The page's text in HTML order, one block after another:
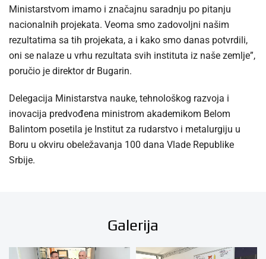
Ministarstvom imamo i značajnu saradnju po pitanju
nacionalnih projekata. Veoma smo zadovoljni našim
rezultatima sa tih projekata, a i kako smo danas potvrdili,
oni se nalaze u vrhu rezultata svih instituta iz naše zemlje”,
poručio je direktor dr Bugarin.
Delegacija Ministarstva nauke, tehnološkog razvoja i
inovacija predvođena ministrom akademikom Belom
Balintom posetila je Institut za rudarstvo i metalurgiju u
Boru u okviru obeležavanja 100 dana Vlade Republike
Srbije.
Galerija